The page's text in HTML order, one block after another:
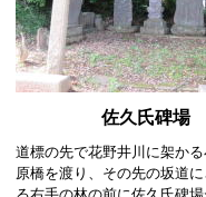
佐久氏碑場
道標の先で花野井川に架か
原橋を渡り、その先の坂道